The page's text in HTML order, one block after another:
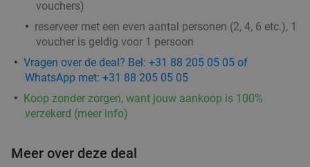
vouchers)
reserveer met een even aantal personen (2, 4, 6 etc.), 1
voucher is geldig voor 1 persoon
Vragen over de deal? Bel: +31 88 205 05 05 of
WhatsApp met: +31 88 205 05 05
Koop zonder zorgen, want jouw aankoop is 100%
verzekerd (meer info)
Meer over deze deal